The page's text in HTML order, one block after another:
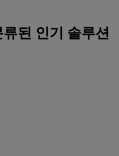
된 인기 솔루션